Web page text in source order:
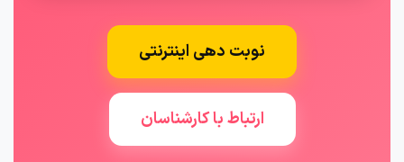
نوبت دهی اینترنتی
ارتباط با کارشناسان